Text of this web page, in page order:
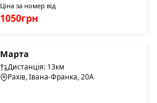
Ціна за номер від
1050грн
Марта
Дистанція: 13км
Рахів, Івана-Франка, 20А